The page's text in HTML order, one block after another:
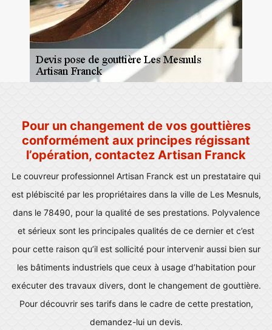
Pour un changement de vos gouttières
conformément aux principes régissant
l’opération, contactez Artisan Franck
Le couvreur professionnel Artisan Franck est un prestataire qui
est plébiscité par les propriétaires dans la ville de Les Mesnuls,
dans le 78490, pour la qualité de ses prestations. Polyvalence
et sérieux sont les principales qualités de ce dernier et c’est
pour cette raison qu’il est sollicité pour intervenir aussi bien sur
les bâtiments industriels que ceux à usage d’habitation pour
exécuter des travaux divers, dont le changement de gouttière.
Pour découvrir ses tarifs dans le cadre de cette prestation,
demandez-lui un devis.